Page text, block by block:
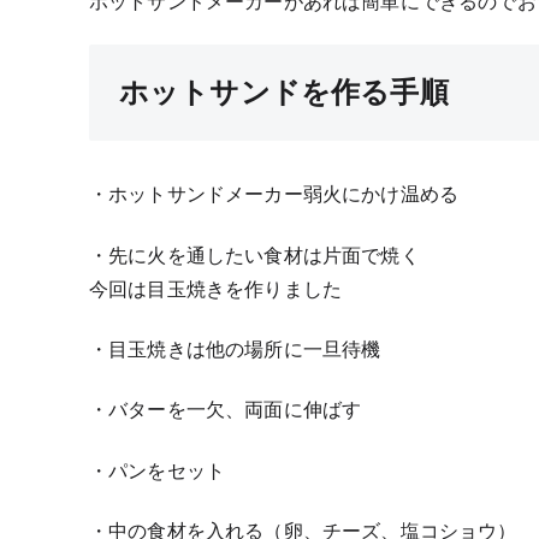
ホットサンドを作る手順
・ホットサンドメーカー弱火にかけ温める
・先に火を通したい食材は片面で焼く
今回は目玉焼きを作りました
・目玉焼きは他の場所に一旦待機
・バターを一欠、両面に伸ばす
・パンをセット
・中の食材を入れる（卵、チーズ、塩コショウ）